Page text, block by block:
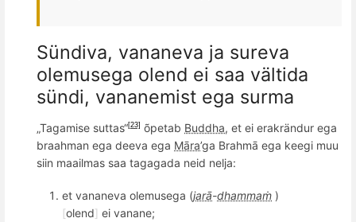
Sündiva, vananeva ja sureva
olemusega olend ei saa vältida
sündi, vananemist ega surma
„Tagamise suttas“[23] õpetab Buddha, et ei erakrändur ega
braahman ega deeva ega Māra’ga Brahmā ega keegi muu
siin maailmas saa tagagada neid nelja:
et vananeva olemusega (jarā-dhammaṁ )
[olend] ei vanane;